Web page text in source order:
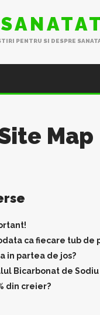
PENTRU SI DESPRE
Map
ca fiecare tub de
in partea de jos?
Bicarbonat de Sodiu
din creier?